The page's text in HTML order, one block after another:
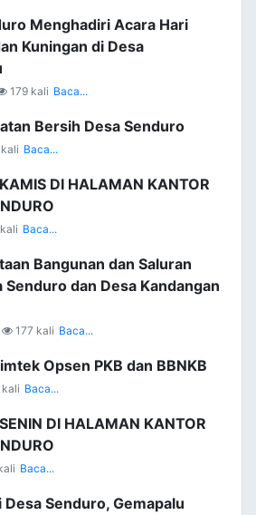
Menghadiri Acara Hari
Kuningan di Desa
179 kali Baca...
Bersih Desa Senduro
Baca...
DI HALAMAN KANTOR
Baca...
Bangunan dan Saluran
Senduro dan Desa Kandangan
177 kali Baca...
Opsen PKB dan BBNKB
kali Baca...
DI HALAMAN KANTOR
Baca...
Senduro, Gemapalu